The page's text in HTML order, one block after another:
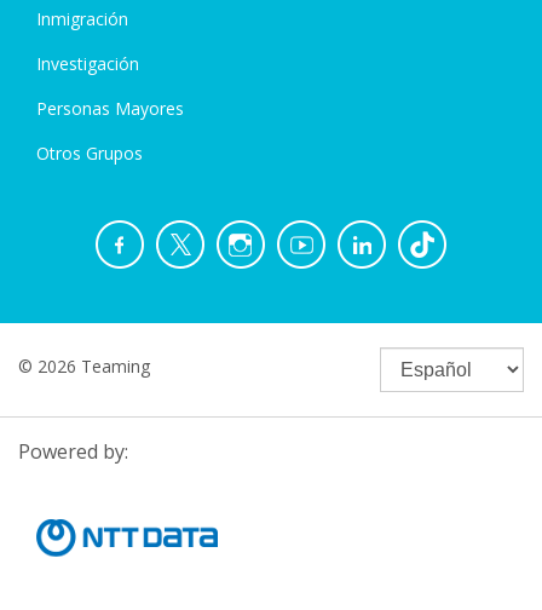
Inmigración
Investigación
Personas Mayores
Otros Grupos
© 2026 Teaming
Powered by: